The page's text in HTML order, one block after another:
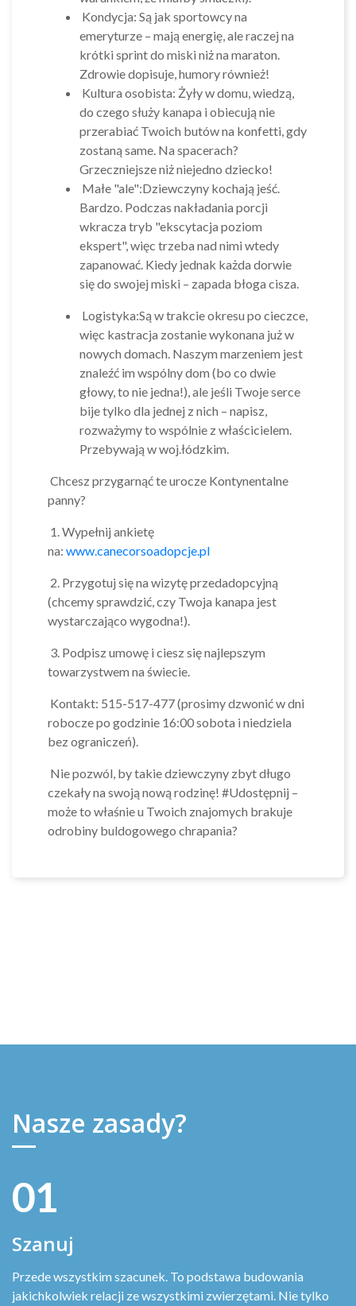
Kondycja: Są jak sportowcy na
emeryturze – mają energię, ale raczej na
krótki sprint do miski niż na maraton.
Zdrowie dopisuje, humory również!
Kultura osobista: Żyły w domu, wiedzą,
do czego służy kanapa i obiecują nie
przerabiać Twoich butów na konfetti, gdy
zostaną same. Na spacerach?
Grzeczniejsze niż niejedno dziecko!
Małe "ale":Dziewczyny kochają jeść.
Bardzo. Podczas nakładania porcji
wkracza tryb "ekscytacja poziom
ekspert", więc trzeba nad nimi wtedy
zapanować. Kiedy jednak każda dorwie
się do swojej miski – zapada błoga cisza.
Logistyka:Są w trakcie okresu po cieczce,
więc kastracja zostanie wykonana już w
nowych domach. Naszym marzeniem jest
znaleźć im wspólny dom (bo co dwie
głowy, to nie jedna!), ale jeśli Twoje serce
bije tylko dla jednej z nich – napisz,
rozważymy to wspólnie z właścicielem.
Przebywają w woj.łódzkim.
Chcesz przygarnąć te urocze Kontynentalne
panny?
1. Wypełnij ankietę
na: www.canecorsoadopcje.pl
2. Przygotuj się na wizytę przedadopcyjną
(chcemy sprawdzić, czy Twoja kanapa jest
wystarczająco wygodna!).
3. Podpisz umowę i ciesz się najlepszym
towarzystwem na świecie.
Kontakt: 515-517-477 (prosimy dzwonić w dni
robocze po godzinie 16:00 sobota i niedziela
bez ograniczeń).
Nie pozwól, by takie dziewczyny zbyt długo
czekały na swoją nową rodzinę! #Udostępnij –
może to właśnie u Twoich znajomych brakuje
odrobiny buldogowego chrapania?
Nasze zasady?
01
Szanuj
Przede wszystkim szacunek. To podstawa budowania
jakichkolwiek relacji ze wszystkimi zwierzętami. Nie tylko